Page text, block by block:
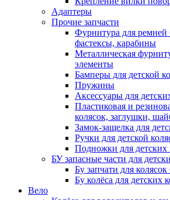
Адаптеры
Прочие запчасти
Фурнитура для ремней
фастексы, карабины
Металлическая
элементы
Бамперы для детской
Пружины
Аксессуары для
Пластиковая и
колясок, заглушки,
Замок-защелка для
Ручки для детской
Подножки для детских
БУ запасные части для
Бу запчати для колясок
Бу колёса для детских
Вело